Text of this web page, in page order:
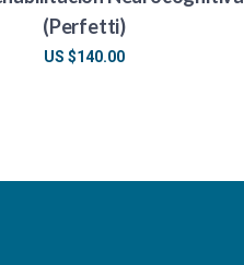
(Perfetti)
US $140.00